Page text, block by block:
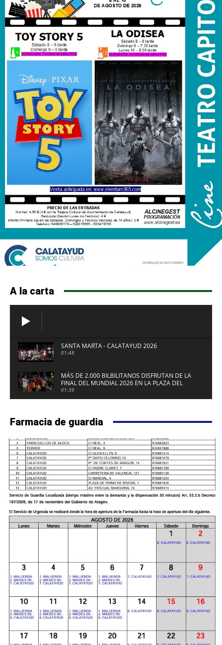
A la carta
SANTA MARTA - CALATAYUD 2026
01:48
MÁS DE 2.000 BILBILITANOS DISFRUTAN DE LA
FINAL DEL MUNDIAL 2026 EN LA PLAZA DEL
FUERTE DE CALATAYUD
01:39
Farmacia de guardia